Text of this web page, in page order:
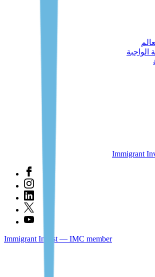
الواجبة
Immigrant
Immigrant Invest — IMC member